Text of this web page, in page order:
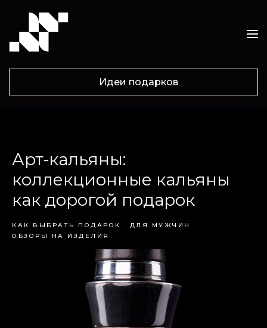
Идеи подарков
Арт‑кальяны:
коллекционные кальяны
как дорогой подарок
КАК ВЫБРАТЬ ПОДАРОК
ДЛЯ МУЖЧИН
ОБЗОРЫ НА ИЗДЕЛИЯ